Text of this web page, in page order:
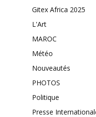
Gitex Africa 2025
L'Art
MAROC
Météo
Nouveautés
PHOTOS
Politique
Presse